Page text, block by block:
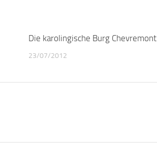
Die karolingische Burg Chevremont
23/07/2012